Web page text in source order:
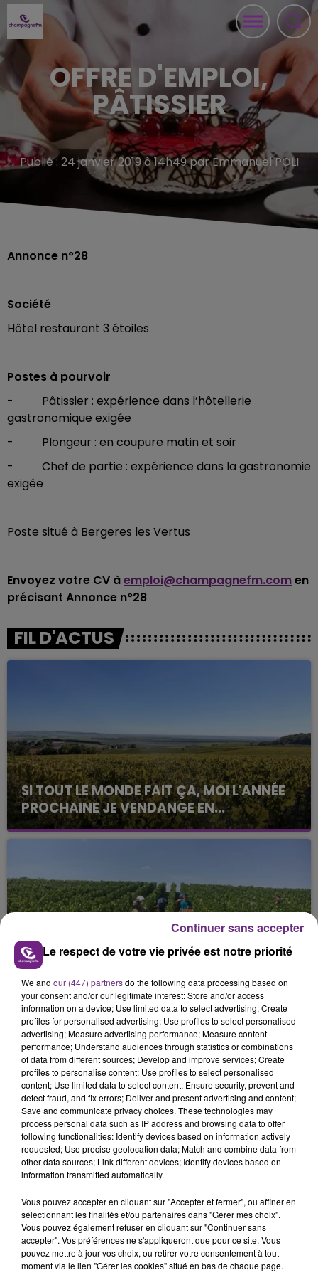
OFFRE D'EMPLOI,
PÂTISSIER
Publié : 24 janvier 2019 à 14h49 par Emmanuel POLI
Annonce n°28
Société
Hôtel restaurant 3 étoiles
Postes à pourvoir
- Pâtissier : expérience dans l’hôtellerie
gastronomique exigée
- Plongeur : en coupure matin et soir
- Chef de partie : expérience dans la gastronomie
exigée
Poste situé à Bergeres les Vertus
Envoyez votre CV àemploi@champagnefm.comen
précisant Annonce n°28
FIL D'ACTUS
SI TOUT LE MONDE FAIT ÇA, MOI L'ANNÉE
PROCHAINE JE VENDANGE EN...
La vendange en Champagne a débuté ce jeudi 6
août dans la commune de Montgueux (Aube). Du
L'INSPECTION DU TRAVAIL RAPPELLE À
L'ORDRE SUR LES CONDITIONS DE...
Alors que les dates de début des vendange 2026
s'est avéré être plus précoce que prévu,
l'inspection du Travail en profite pour rappeler
les conditions de...
TITRES DIFFUSÉS
23h16
23h16
IMAGINE DRAGONS
Bones
23h12
23h12
ZAHO & MC SOLAAR
Comme Caroline
Le respect de votre vie privée est notre priorité
We and our (447) partnersdo the following data processing based on
your consent and/or our legitimate interest: Store and/or access
information on a device; Use limited data to select advertising; Create
profiles for personalised advertising; Use profiles to select personalised
advertising; Measure advertising performance; Measure content
performance; Understand audiences through statistics or combinations
of data from different sources; Develop and improve services; Create
profiles to personalise content; Use profiles to select personalised
content; Use limited data to select content; Ensure security, prevent and
detect fraud, and fix errors; Deliver and present advertising and content;
Save and communicate privacy choices. These technologies may
process personal data such as IP address and browsing data to offer
following functionalities: Identify devices based on information actively
requested; Use precise geolocation data; Match and combine data from
other data sources; Link different devices; Identify devices based on
information transmitted automatically.
Vous pouvez accepter en cliquant sur "Accepter et fermer", ou affiner en
sélectionnant les finalités et/ou partenaires dans "Gérer mes choix".
Vous pouvez également refuser en cliquant sur "Continuer sans
accepter". Vos préférences ne s'appliqueront que pour ce site. Vous
pouvez mettre à jour vos choix, ou retirer votre consentement à tout
moment via le lien "Gérer les cookies" situé en bas de chaque page.
Continuer sans accepter